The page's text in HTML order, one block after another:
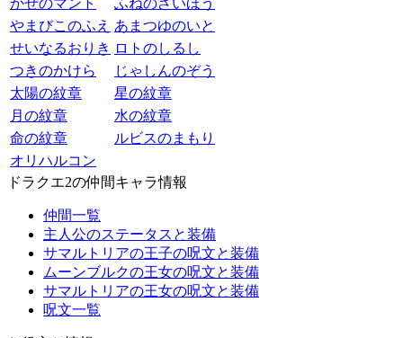
かぜのマント
ふねのざいほう
やまびこのふえ あまつゆのいと
せいなるおりき ロトのしるし
つきのかけら
じゃしんのぞう
太陽の紋章
星の紋章
月の紋章
水の紋章
命の紋章
ルビスのまもり
オリハルコン
ドラクエ2の仲間キャラ情報
仲間一覧
主人公のステータスと装備
サマルトリアの王子の呪文と装備
ムーンブルクの王女の呪文と装備
サマルトリアの王女の呪文と装備
呪文一覧